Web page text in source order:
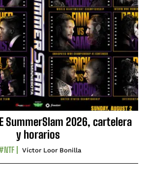
SummerSlam 2026, cartelera
y horarios
Víctor Loor Bonilla